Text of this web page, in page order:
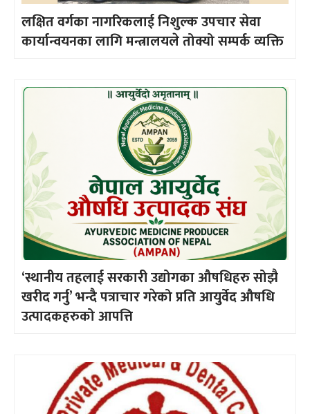
लक्षित वर्गका नागरिकलाई निशुल्क उपचार सेवा
कार्यान्वयनका लागि मन्त्रालयले तोक्यो सम्पर्क व्यक्ति
‘स्थानीय तहलाई सरकारी उद्योगका औषधिहरु सोझै
खरीद गर्नु’ भन्दै पत्राचार गरेको प्रति आयुर्वेद औषधि
उत्पादकहरुको आपत्ति